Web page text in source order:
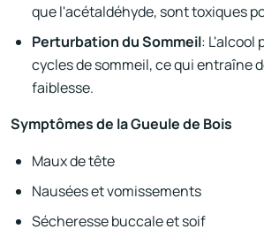
que l'acétaldéhyde, sont toxiques
Perturbation du Sommeil: L'alcool
cycles de sommeil, ce qui entraîne
faiblesse.
Symptômes de la Gueule de Bois
Maux de tête
Nausées et vomissements
Sécheresse buccale et soif